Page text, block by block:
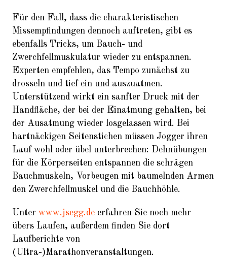
Für den Fall, dass die charakteristischen
Missempfindungen dennoch auftreten, gibt es
ebenfalls Tricks, um Bauch- und
Zwerchfellmuskulatur wieder zu entspannen.
Experten empfehlen, das Tempo zunächst zu
drosseln und tief ein und auszuatmen.
Unterstützend wirkt ein sanfter Druck mit der
Handfläche, der bei der Einatmung gehalten, bei
der Ausatmung wieder losgelassen wird. Bei
hartnäckigen Seitenstichen müssen Jogger ihren
Lauf wohl oder übel unterbrechen: Dehnübungen
für die Körperseiten entspannen die schrägen
Bauchmuskeln, Vorbeugen mit baumelnden Armen
den Zwerchfellmuskel und die Bauchhöhle.
Unter www.jsegg.de erfahren Sie noch mehr
übers Laufen, außerdem finden Sie dort
Laufberichte von
(Ultra-)Marathonveranstaltungen.